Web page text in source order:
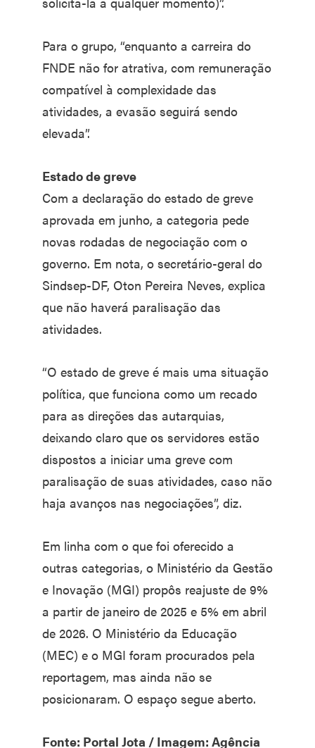
Para o grupo, “enquanto a carreira do
FNDE não for atrativa, com remuneração
compatível à complexidade das
atividades, a evasão seguirá sendo
elevada”.
Estado de greve
Com a declaração do estado de greve
aprovada em junho, a categoria pede
novas rodadas de negociação com o
governo. Em nota, o secretário-geral do
Sindsep-DF, Oton Pereira Neves, explica
que não haverá paralisação das
atividades.
“O estado de greve é mais uma situação
política, que funciona como um recado
para as direções das autarquias,
deixando claro que os servidores estão
dispostos a iniciar uma greve com
paralisação de suas atividades, caso não
haja avanços nas negociações”, diz.
Em linha com o que foi oferecido a
outras categorias, o Ministério da Gestão
e Inovação (MGI) propôs reajuste de 9%
a partir de janeiro de 2025 e 5% em abril
de 2026. O Ministério da Educação
(MEC) e o MGI foram procurados pela
reportagem, mas ainda não se
posicionaram. O espaço segue aberto.
Fonte: Portal Jota / Imagem: Agência